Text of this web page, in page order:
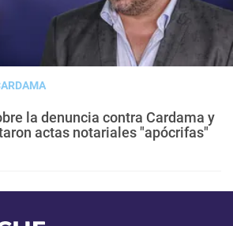
la denuncia contra Cardama y
actas notariales "apócrifas"